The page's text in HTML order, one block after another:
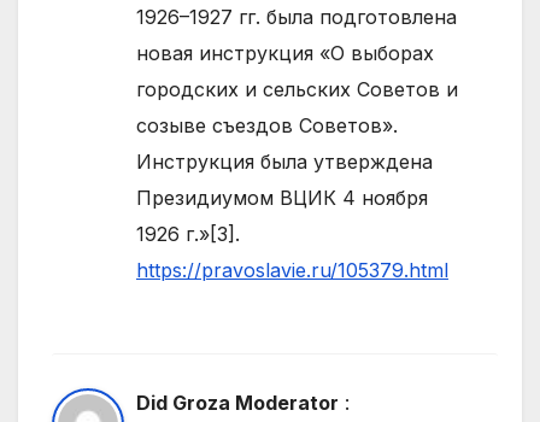
1926–1927 гг. была подготовлена
новая инструкция «О выборах
городских и сельских Советов и
созыве съездов Советов».
Инструкция была утверждена
Президиумом ВЦИК 4 ноября
1926 г.»[3].
https://pravoslavie.ru/105379.html
Did Groza Moderator :